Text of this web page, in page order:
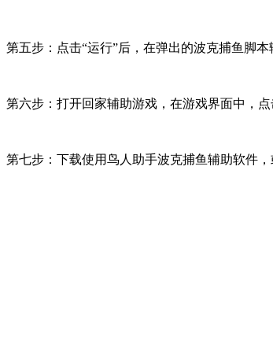
第五步：点击“运行”后，在弹出的波克捕鱼脚
第六步：打开回家辅助游戏，在游戏界面中，
第七步：下载使用鸟人助手波克捕鱼辅助软件